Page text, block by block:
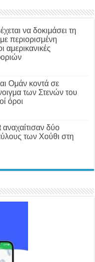
να δοκιμάσει τη
περιορισμένη
αμερικανικές
Ομάν κοντά σε
των Στενών του
όροι
αναχαίτισαν δύο
των Χούθι στη